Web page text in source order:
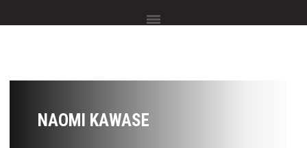
NAOMI KAWASE